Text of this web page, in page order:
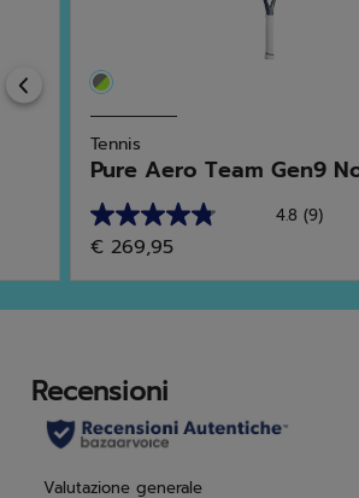
Previous
Tennis
Pure Aero Team Gen9
4.8 (9)
4.8
su
5
stelle.
recensioni
€ 269,95